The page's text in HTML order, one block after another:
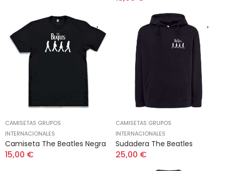
CAMISETAS GRUPOS
INTERNACIONALES
Camiseta The Beatles Negra
15,00 €
CAMISETAS GRUPOS
INTERNACIONALES
Sudadera The Beatles
25,00 €